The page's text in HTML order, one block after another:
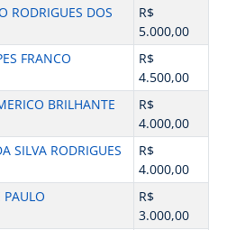
RODRIGUES DOS
R$
5.000,00
FRANCO
R$
4.500,00
BRILHANTE
R$
4.000,00
SILVA RODRIGUES
R$
4.000,00
R$
3.000,00